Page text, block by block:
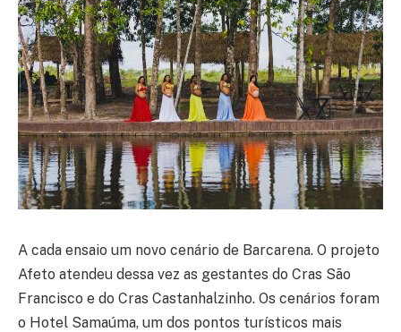
A cada ensaio um novo cenário de Barcarena. O projeto
Afeto atendeu dessa vez as gestantes do Cras São
Francisco e do Cras Castanhalzinho. Os cenários foram
o Hotel Samaúma, um dos pontos turísticos mais